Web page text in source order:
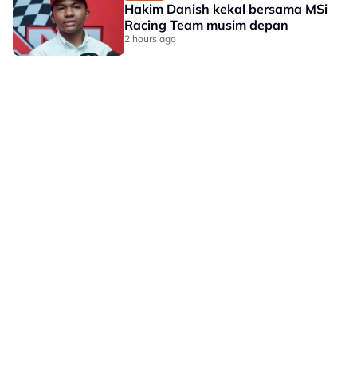
Hakim Danish kekal bersama MSi
Racing Team musim depan
2 hours ago